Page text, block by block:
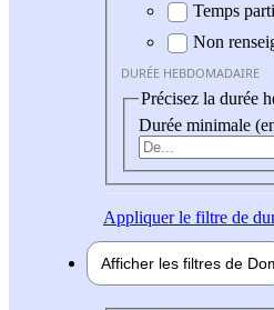
Temps
Non
DURÉE HEBDOMADAIRE
Précisez la durée
Durée minimale
Appliquerle filtre de
Afficher les filtres de